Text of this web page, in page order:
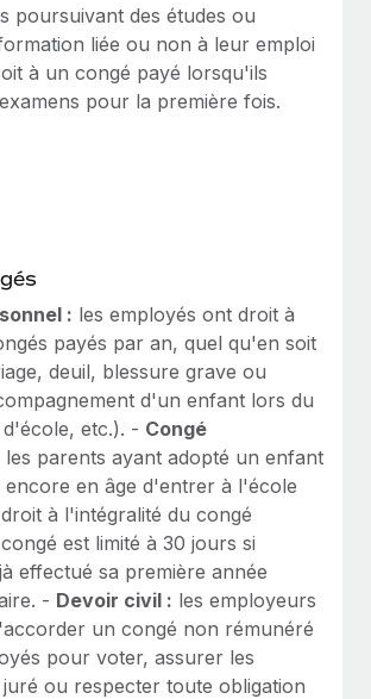
poursuivant des études ou
liée ou non à leur emploi
à un congé payé lorsqu'ils
pour la première fois.
: les employés ont droit à
payés par an, quel qu'en soit
deuil, blessure grave ou
d'un enfant lors du
etc.). - Congé
les parents ayant adopté un enfant
encore en âge d'entrer à l'école
à l'intégralité du congé
est limité à 30 jours si
effectué sa première année
- Devoir civil : les employeurs
un congé non rémunéré
pour voter, assurer les
ou respecter toute obligation